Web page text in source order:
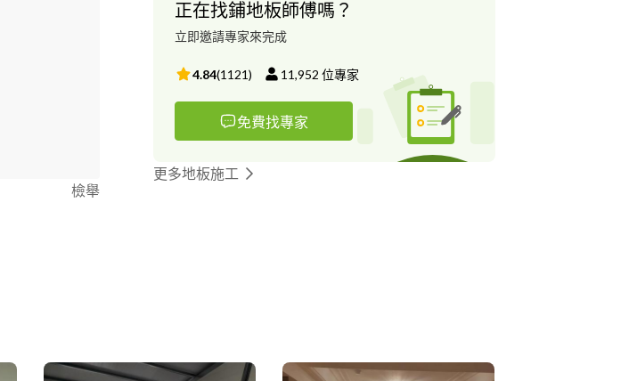
檢舉
正在找鋪地板師傅嗎？
立即邀請專家來完成
4.84(1121) 11,952 位專家
免費找專家
更多地板施工